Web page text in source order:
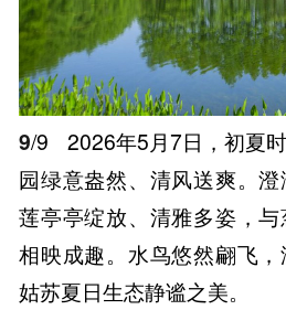
9/9
2026年5月7日，初夏
园绿意盎然、清风送爽。
莲亭亭绽放、清雅多姿，
相映成趣。水鸟悠然翩飞
姑苏夏日生态静谧之美。